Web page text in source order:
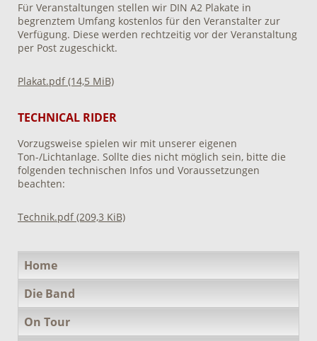
Für Veranstaltungen stellen wir DIN A2 Plakate in
begrenztem Umfang kostenlos für den Veranstalter zur
Verfügung. Diese werden rechtzeitig vor der Veranstaltung
per Post zugeschickt.
Plakat.pdf(14,5 MiB)
TECHNICAL RIDER
Vorzugsweise spielen wir mit unserer eigenen
Ton-/Lichtanlage. Sollte dies nicht möglich sein, bitte die
folgenden technischen Infos und Voraussetzungen
beachten:
Technik.pdf(209,3 KiB)
überspringen
Home
Die Band
On Tour